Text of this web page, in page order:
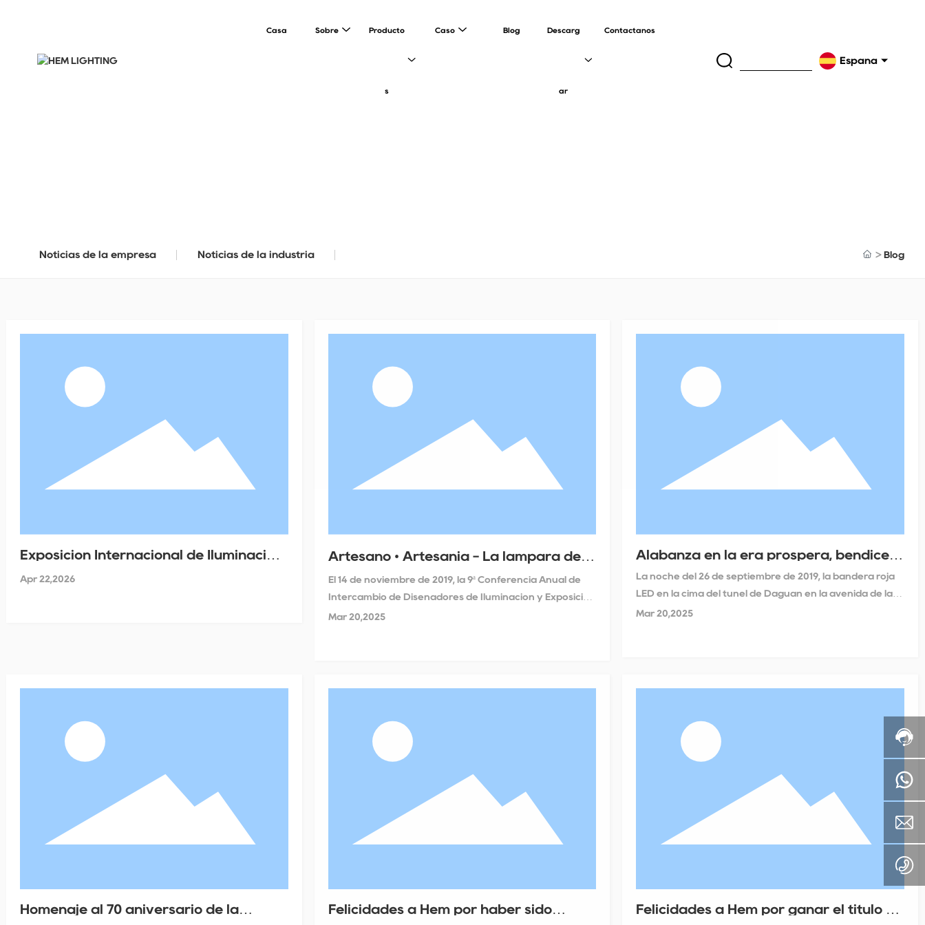
Casa Sobre Producto
s
Caso Blog Descarg
ar
Contáctanos
España
Noticias de la empresa Noticias de la industria Blog
Exposición Internacional de Iluminación
Apr 22,2026
Artesano • Artesanía - La lámpara de
aparición en la Reunión Anual de
Intercambio de Diseñadores de
El 14 de noviembre de 2019, la 9ª Conferencia Anual de
Intercambio de Diseñadores de Iluminación y Exposición
de Productos de Aplicación de Ingeniería se celebró con
Mar 20,2025
Alabanza en la era próspera, bendice a
brilla intensamente en Yangcheng!
La noche del 26 de septiembre de 2019, la bandera roja
LED en la cima del túnel de Daguan en la avenida de la
Ciencia en Guangzhou se encendió con éxito
Mar 20,2025
Homenaje al 70 aniversario de la
Felicidades a Hem por haber sido
Felicidades a Hem por ganar el título de